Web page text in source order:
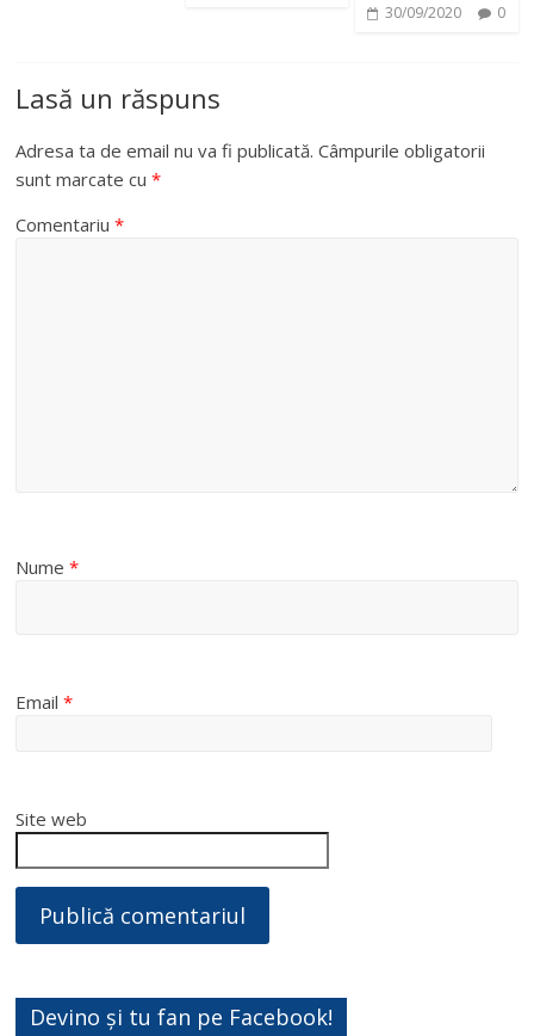
30/09/2020 0
Lasă un răspuns
Adresa ta de email nu va fi publicată. Câmpurile obligatorii
sunt marcate cu*
Comentariu*
Nume*
Email*
Site web
Devino și tu fan pe Facebook!